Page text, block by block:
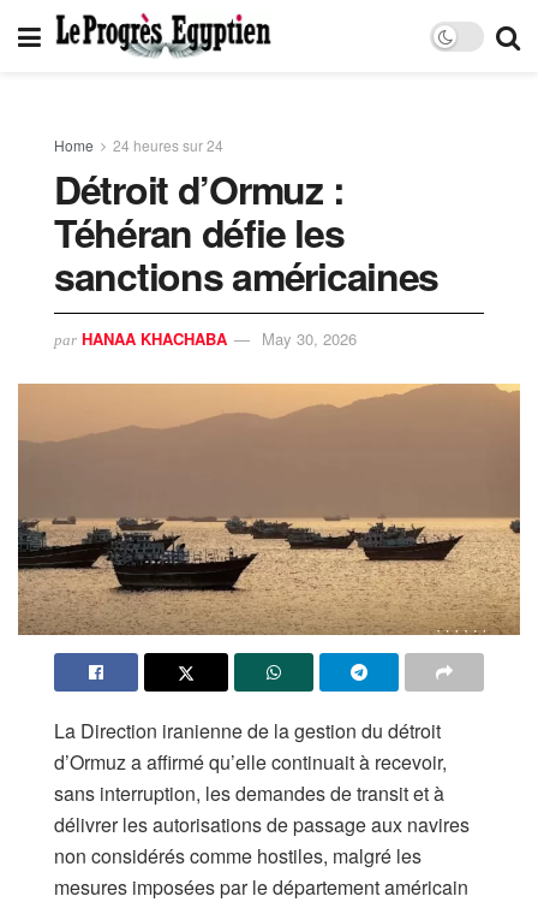
Home 24 heures sur 24
Détroit d’Ormuz :
Téhéran défie les
sanctions américaines
par HANAA KHACHABA May 30, 2026
La Direction iranienne de la gestion du détroit
d’Ormuz a affirmé qu’elle continuait à recevoir,
sans interruption, les demandes de transit et à
délivrer les autorisations de passage aux navires
non considérés comme hostiles, malgré les
mesures imposées par le département américain